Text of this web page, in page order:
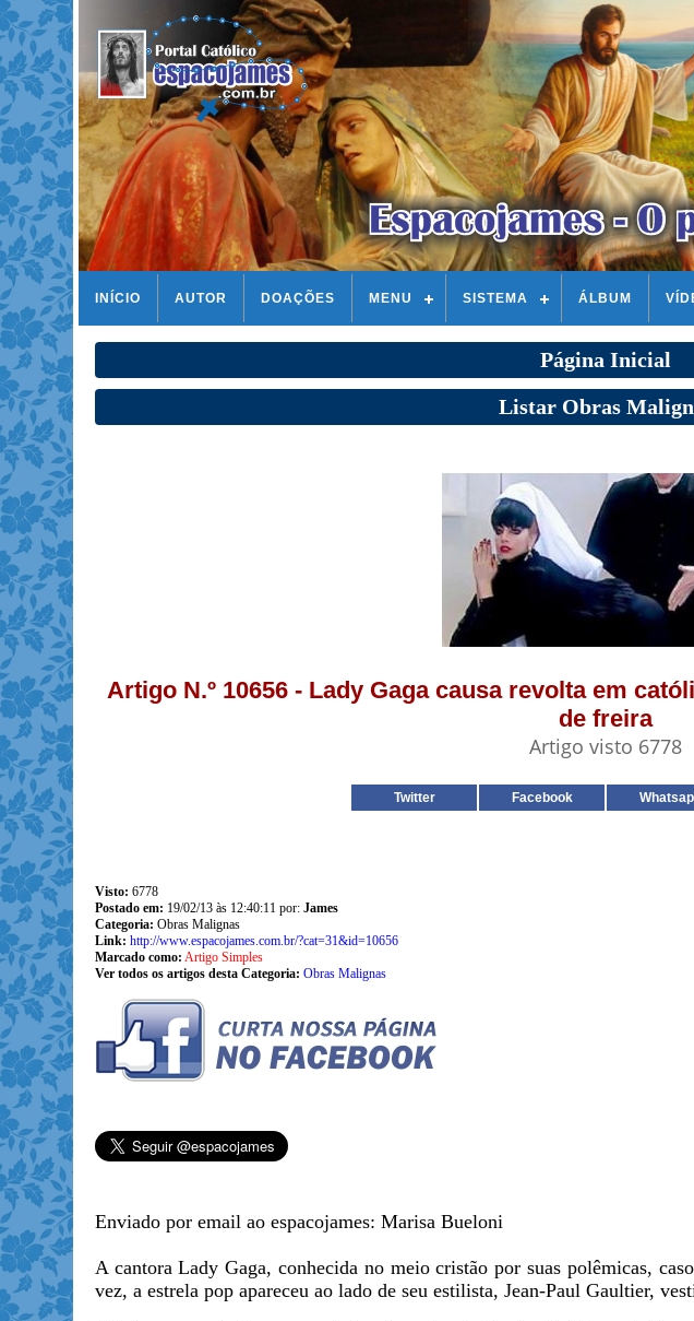
INÍCIO AUTOR DOAÇÕES MENU SISTEMA ÁLBUM
Página Inicial
Listar Obras
Artigo N.º 10656 - Lady Gaga causa revolta em
de freira
Artigo visto 6778
Twitter Facebook
Visto: 6778
Postado em: 19/02/13 às 12:40:11 por: James
Categoria: Obras Malignas
Link: http://www.espacojames.com.br/?cat=31&id=10656
Marcado como: Artigo Simples
Ver todos os artigos desta Categoria: Obras Malignas
Enviado por email ao espacojames: Marisa Bueloni
A cantora Lady Gaga, conhecida no meio cristão por suas polêmicas,
vez, a estrela pop apareceu ao lado de seu estilista, Jean-Paul Gaultier,